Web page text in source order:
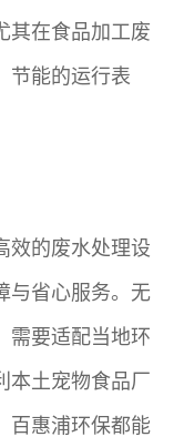
其在食品加工废
节能的运行表
效的废水处理设
与省心服务。无
需要适配当地环
土宠物食品厂
百惠浦环保都能